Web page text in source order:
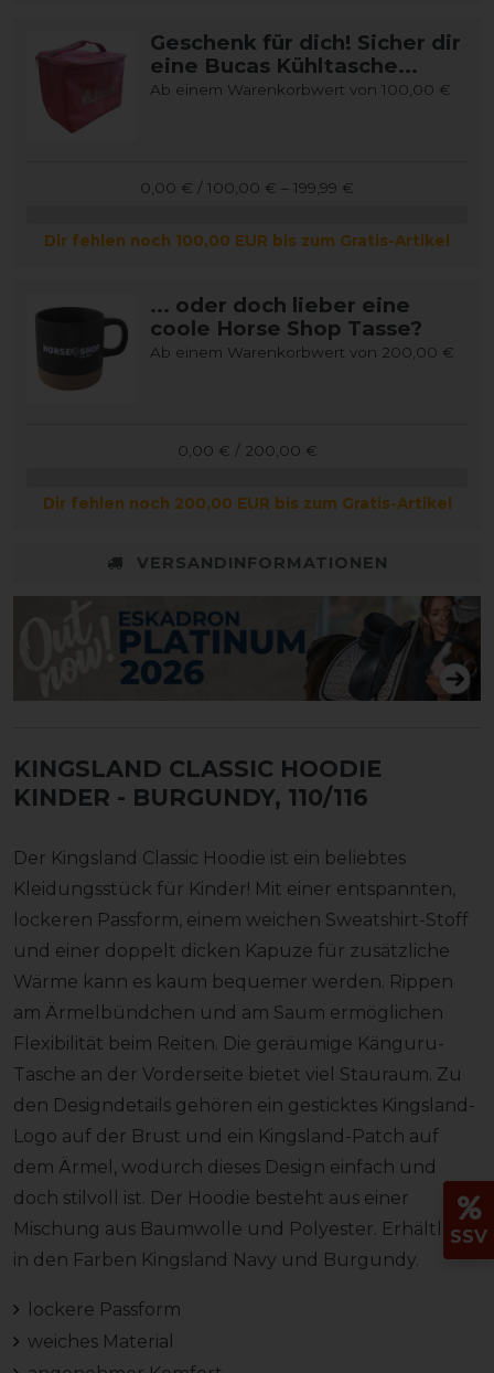
Geschenk für dich! Sicher dir
eine Bucas Kühltasche...
Ab einem Warenkorbwert von 100,00 €
0,00 € / 100,00 € – 199,99 €
Dir fehlen noch 100,00 EUR bis zum Gratis-Artikel
... oder doch lieber eine
coole Horse Shop Tasse?
Ab einem Warenkorbwert von 200,00 €
0,00 € / 200,00 €
Dir fehlen noch 200,00 EUR bis zum Gratis-Artikel
VERSANDINFORMATIONEN
KINGSLAND CLASSIC HOODIE
KINDER - BURGUNDY, 110/116
Der Kingsland Classic Hoodie ist ein beliebtes
Kleidungsstück für Kinder! Mit einer entspannten,
lockeren Passform, einem weichen Sweatshirt-Stoff
und einer doppelt dicken Kapuze für zusätzliche
Wärme kann es kaum bequemer werden. Rippen
am Ärmelbündchen und am Saum ermöglichen
Flexibilität beim Reiten. Die geräumige Känguru-
Tasche an der Vorderseite bietet viel Stauraum. Zu
den Designdetails gehören ein gesticktes Kingsland-
Logo auf der Brust und ein Kingsland-Patch auf
dem Ärmel, wodurch dieses Design einfach und
doch stilvoll ist. Der Hoodie besteht aus einer
Mischung aus Baumwolle und Polyester. Erhältlich
in den Farben Kingsland Navy und Burgundy.
lockere Passform
weiches Material
SSV